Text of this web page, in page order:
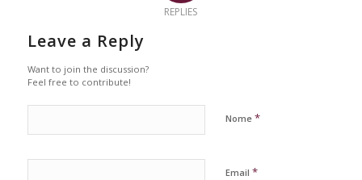
REPLIES
Leave a Reply
Want to join the discussion?
Feel free to contribute!
Nome *
Email *